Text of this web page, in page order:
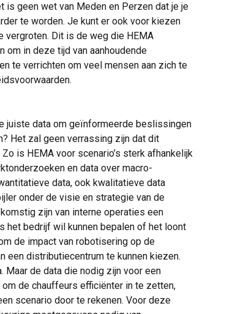
is geen wet van Meden en Perzen dat je je
te worden. Je kunt er ook voor kiezen
vergroten. Dit is de weg die HEMA
om in deze tijd van aanhoudende
te verrichten om veel mensen aan zich te
juiste data om geïnformeerde beslissingen
Het zal geen verrassing zijn dat dit
is HEMA voor scenario’s sterk afhankelijk
en data over macro-
data, ook kwalitatieve data
onder de visie en strategie van de
zijn van interne operaties een
het bedrijf wil kunnen bepalen of het loont
de impact van robotisering op de
een distributiecentrum te kunnen kiezen.
Maar de data die nodig zijn voor een
de chauffeurs efficiënter in te zetten,
scenario door te rekenen. Voor deze